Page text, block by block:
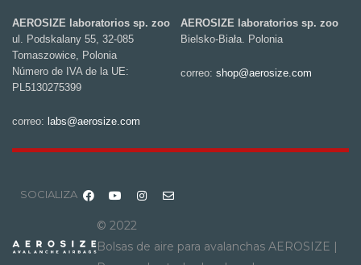
AEROSIZE laboratorios sp. zoo
ul. Podskalany 55, 32-085
Tomaszowice, Polonia
Número de IVA de la UE:
PL5130275399
correo: labs@aerosize.com
AEROSIZE laboratorios sp. zoo
Bielsko-Biała. Polonia
correo: shop@aerosize.com
© 2022
Bolsas de aire para avalanchas AEROSIZE |
SOCIALIZA